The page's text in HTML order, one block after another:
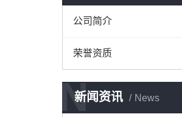
公司简介
荣誉资质
新闻资讯 News
N